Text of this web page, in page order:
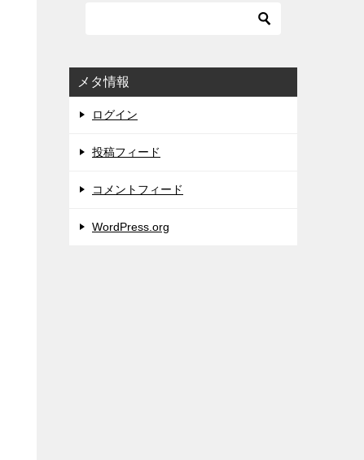
メタ情報
ログイン
投稿フィード
コメントフィード
WordPress.org